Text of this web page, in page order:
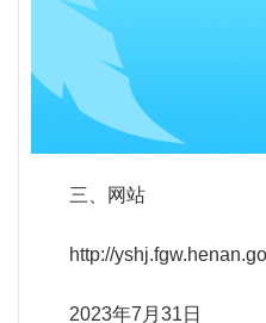
三、网站
http://
2023年7月31日